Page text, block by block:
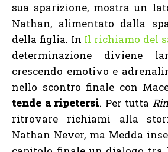
sua sparizione, mostra un
Nathan, alimentato dalla
della figlia. In Il richiamo del
determinazione diviene
crescendo emotivo e
nello scontro finale con
tende a ripetersi. Per tutta
ritrovare richiami alla
Nathan Never, ma Medda